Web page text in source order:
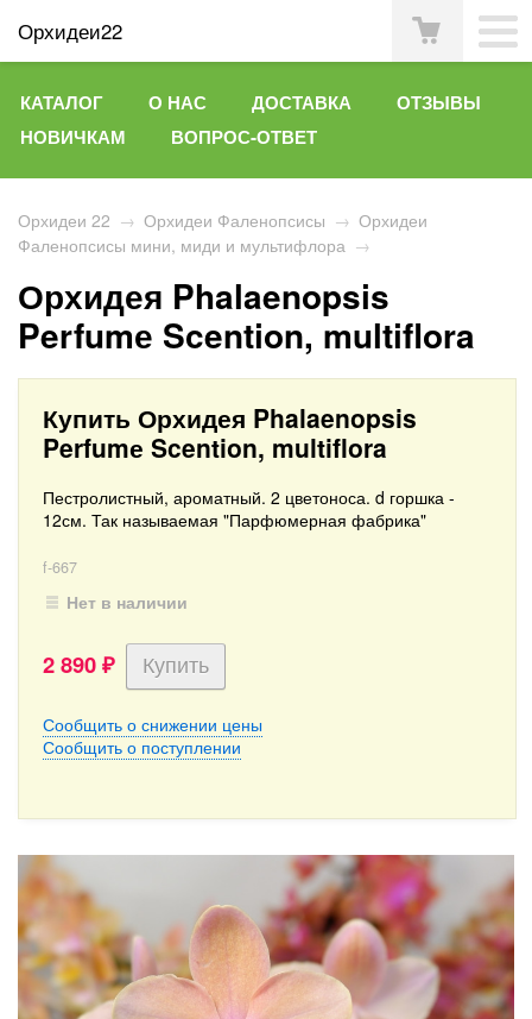
Орхидеи22
КАТАЛОГ О НАС ДОСТАВКА
ОТЗЫВЫ
НОВИЧКАМ
ВОПРОС-ОТВЕТ
Орхидеи 22 → Орхидеи Фаленопсисы → Орхидеи
Фаленопсисы мини, миди и мультифлора →
Орхидея Phalaenopsis
Perfumе Scention, multiflora
Купить Орхидея Phalaenopsis
Perfumе Scention, multiflora
Пестролистный, ароматный. 2 цветоноса. d горшка -
12см. Так называемая "Парфюмерная фабрика"
f-667
Нет в наличии
2 890 ₽
Сообщить о снижении цены
Сообщить о поступлении